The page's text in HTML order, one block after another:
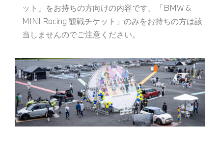
ット」をお持ちの方向けの内容です。「BMW &
MINI Racing 観戦チケット」のみをお持ちの方は該
当しませんのでご注意ください。